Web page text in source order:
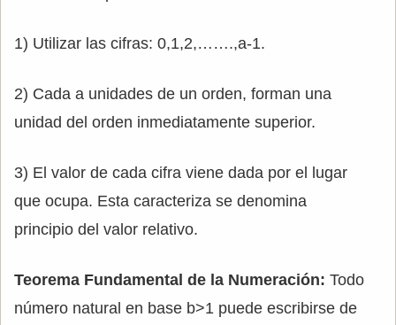
1) Utilizar las cifras: 0,1,2,…….,a-1.
2) Cada a unidades de un orden, forman una
unidad del orden inmediatamente superior.
3) El valor de cada cifra viene dada por el lugar
que ocupa. Esta caracteriza se denomina
principio del valor relativo.
Teorema Fundamental de la Numeración: Todo
número natural en base b>1 puede escribirse de